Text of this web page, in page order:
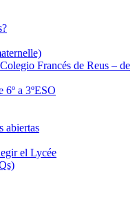
Francés de Reus – de
6º a 3ºESO
abiertas
el Lycée